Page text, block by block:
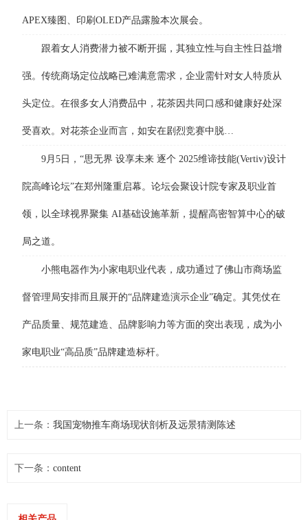
APEX臻图、印刷OLED产品露脸本次展会。
跟着女人消费潜力被不断开掘，其独立性与自主性日益增
强。传统商场定位战略已难满意需求，企业需针对女人特质从
头定位。在很多女人消费品中，花茶因共同口感和健康好处深
受喜欢。对花茶企业而言，如安在剧烈竞赛中脱…
9月5日，“思无界 设享未来 逐个 2025维谛技能(Vertiv)设计
院高峰论坛”在郑州隆重启幕。论坛会聚设计院专家及职业首
领，以全球视界聚集 AI基础设施革新，提醒高密智算中心的破
局之道。
小熊电器作为小家电职业代表，成功通过了佛山市商场监
督管理局安排而且展开的“品牌建造演示企业”确定。其凭仗在
产品质量、规范建造、品牌影响力等方面的突出表现，成为小
家电职业“高品质”品牌建造标杆。
上一条： 我国宠物推车商场现状剖析及远景猜测陈述
下一条： content